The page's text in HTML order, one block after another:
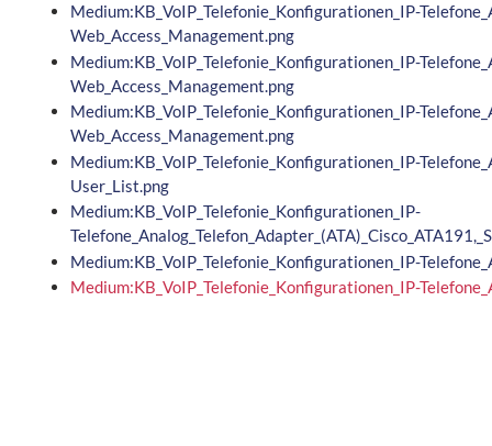
Medium:KB_VoIP_Telefonie_Konfigurationen_IP-
Web_Access_Management.png
Medium:KB_VoIP_Telefonie_Konfigurationen_IP-
Web_Access_Management.png
Medium:KB_VoIP_Telefonie_Konfigurationen_IP-
Web_Access_Management.png
Medium:KB_VoIP_Telefonie_Konfigurationen_IP-
User_List.png
Medium:KB_VoIP_Telefonie_Konfigurationen_IP-
Medium:KB_VoIP_Telefonie_Konfigurationen_IP-
Medium:KB_VoIP_Telefonie_Konfigurationen_IP-